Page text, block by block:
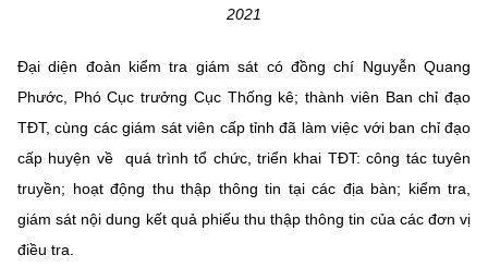
English
BỘ KHOA HỌC VÀ CÔNG NGHỆ
MINISTRY OF SCIENCE AND TECHNOLOGY
Điều khoản sử dụng Theo dõi MST: Góp ý
2021
Đại diện đoàn kiểm tra giám sát có đồng chí Nguyễn Quang
Phước, Phó Cục trưởng Cục Thống kê; thành viên Ban chỉ đạo
TĐT, cùng các giám sát viên cấp tỉnh đã làm việc với ban chỉ đạo
cấp huyện về quá trình tổ chức, triển khai TĐT: công tác tuyên
truyền; hoạt động thu thập thông tin tại các địa bàn; kiểm tra,
giám sát nội dung kết quả phiếu thu thập thông tin của các đơn vị
điều tra.